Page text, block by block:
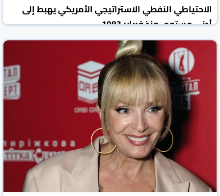
الاحتياطي النفطي الاستراتيجي الأمريكي يهبط إلى
أدنى مستوى منذ فبراير 1983
روسيا اليوم الأخبار الاقتصادية 05 آب/أغسطس 2026